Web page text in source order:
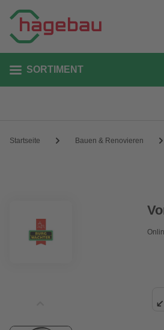
SORTIMENT
Startseite Bauen & Renovieren